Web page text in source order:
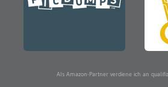
Als Amazon-Partner verdiene ich an